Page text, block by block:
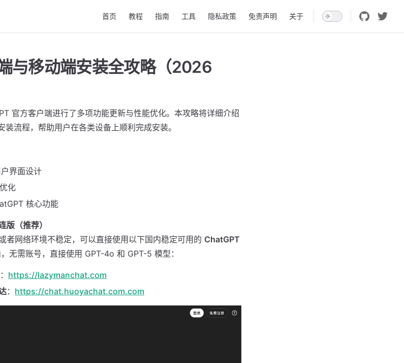
首页 教程 指南 工具 隐私政策 免责声明 关于
与移动端安装全攻略（2026
官方客户端进行了多项功能更新与性能优化。本攻略将详细介绍
流程，帮助用户在各类设备上顺利完成安装。
界面设计
化
核心功能
版（推荐）
者网络环境不稳定，可以直接使用以下国内稳定可用的 ChatGPT
无需账号，直接使用 GPT-4o 和 GPT-5 模型：
： https://lazymanchat.com
： https://chat.huoyachat.com.com